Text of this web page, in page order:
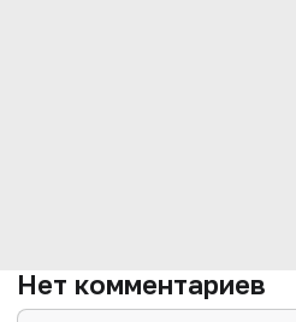
Нет комментариев